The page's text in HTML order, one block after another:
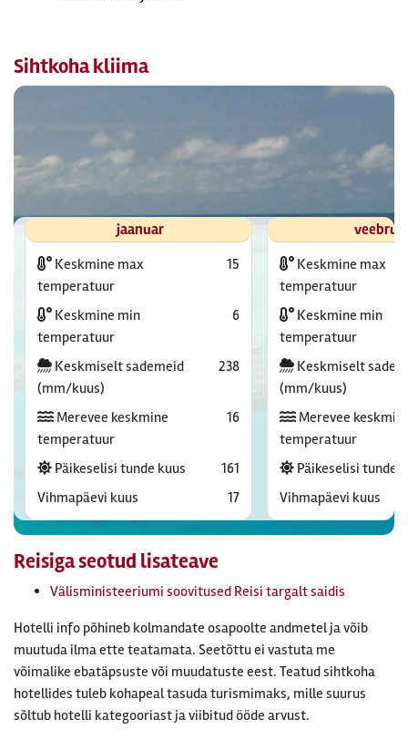
Sihtkoha kliima
jaanuar
Keskmine max
temperatuur
15
Keskmine min
temperatuur
6
Keskmiselt sademeid
(mm/kuus)
238
Merevee keskmine
temperatuur
16
Päikeselisi tunde kuus
161
Vihmapäevi kuus
17
Keskmine max
temperatuur
Keskmine min
temperatuur
Keskmiselt
(mm/kuus)
Merevee
temperatuur
Päikeselisi tunde
Vihmapäevi kuus
Reisiga seotud lisateave
Välisministeeriumi soovitused Reisi targalt saidis
Hotelli info põhineb kolmandate osapoolte andmetel ja võib
muutuda ilma ette teatamata. Seetõttu ei vastuta me
võimalike ebatäpsuste või muudatuste eest. Teatud sihtkoha
hotellides tuleb kohapeal tasuda turismimaks, mille suurus
sõltub hotelli kategooriast ja viibitud ööde arvust.